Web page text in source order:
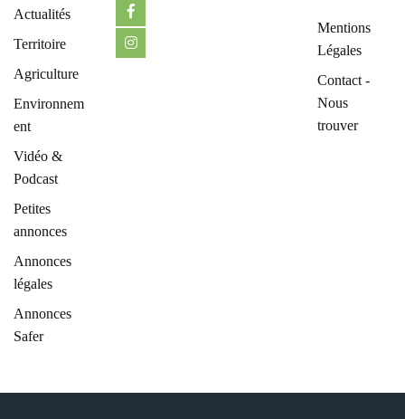
Actualités
Territoire
Agriculture
Environnem
ent
Vidéo &
Podcast
Petites
annonces
Annonces
légales
Annonces
Safer
Mentions
Légales
Contact -
Nous
trouver